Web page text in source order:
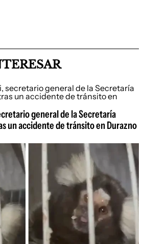
general de la Secretaría
un accidente de tránsito en Durazno